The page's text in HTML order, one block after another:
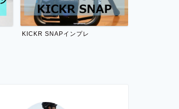
KICKR SNAPインプレ